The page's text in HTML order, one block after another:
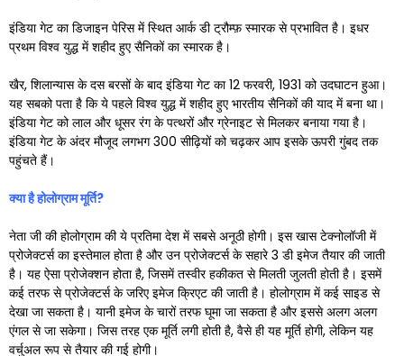
इंडिया गेट का डिजाइन पेरिस में स्थित आर्क डी ट्रौम्फ़ स्मारक से प्रभावित है। इधर
प्रथम विश्व युद्ध में शहीद हुए सैनिकों का स्मारक है।
खैर, शिलान्यास के दस बरसों के बाद इंडिया गेट का 12 फरवरी, 1931 को उदघाटन हुआ।
यह सबको पता है कि ये पहले विश्व युद्ध में शहीद हुए भारतीय सैनिकों की याद में बना था।
इंडिया गेट को लाल और धूसर रंग के पत्थरों और ग्रेनाइट से मिलकर बनाया गया है।
इंडिया गेट के अंदर मौजूद लगभग 300 सीढ़ियों को चढ़कर आप इसके ऊपरी गुंबद तक
पहुंचते हैं।
क्या है होलोग्राम मूर्ति?
नेता जी की होलोग्राम की ये प्रतिमा देश में सबसे अनूठी होगी। इस खास टेक्नोलॉजी में
प्रोजेक्टर्स का इस्तेमाल होता है और उन प्रोजेक्टर्स के सहारे 3 डी इमेज तैयार की जाती
है। यह ऐसा प्रोजेक्शन होता है, जिसमें तस्वीर हकीकत से मिलती जुलती होती है। इसमें
कई तरफ से प्रोजेक्टर्स के जरिए इमेज क्रिएट की जाती है। होलोग्राम में कई साइड से
देखा जा सकता है। यानी इमेज के चारों तरफ घूमा जा सकता है और इससे अलग अलग
एंगल से जा सकेगा। जिस तरह एक मूर्ति लगी होती है, वैसे ही यह मूर्ति होगी, लेकिन यह
वर्चुअल रूप से तैयार की गई होगी।